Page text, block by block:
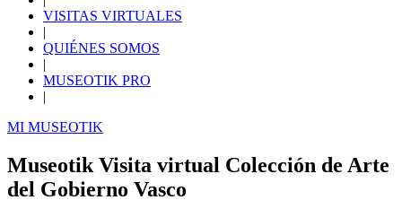
VISITAS VIRTUALES
|
QUIÉNES SOMOS
|
MUSEOTIK PRO
|
MI MUSEOTIK
Museotik Visita virtual Colección de Arte
del Gobierno Vasco